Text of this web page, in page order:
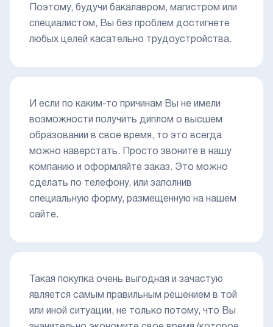
Поэтому, будучи бакалавром, магистром или
специалистом, Вы без проблем достигнете
любых целей касательно трудоустройства.
И если по каким-то причинам Вы не имели
возможности получить диплом о высшем
образовании в свое время, то это всегда
можно наверстать. Просто звоните в нашу
компанию и оформляйте заказ. Это можно
сделать по телефону, или заполнив
специальную форму, размещенную на нашем
сайте.
Такая покупка очень выгодная и зачастую
является самым правильным решением в той
или иной ситуации, не только потому, что Вы